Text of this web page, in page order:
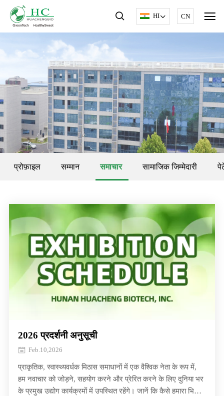
HI CN
प्रोफ़ाइल सम्मान समाचार सामाजिक जिम्मेदारी
2026 प्रदर्शनी अनुसूची
Feb.10,2026
प्राकृतिक, स्वास्थ्यवर्धक मिठास समाधानों में एक वैश्विक नेता के रूप में,
हम नवाचार को जोड़ने, सहयोग करने और प्रेरित करने के लिए दुनिया भर
के प्रमुख उद्योग कार्यक्रमों में उपस्थित रहेंगे। जानें कि कैसे हमारा भिक्षु